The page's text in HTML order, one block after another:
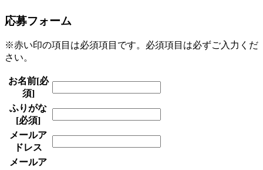
応募フォーム
※赤い印の項目は必須項目です。必須項目は必ずご入力くだ
さい。
お名前[必
須]
ふりがな
[必須]
メールア
ドレス
メールア